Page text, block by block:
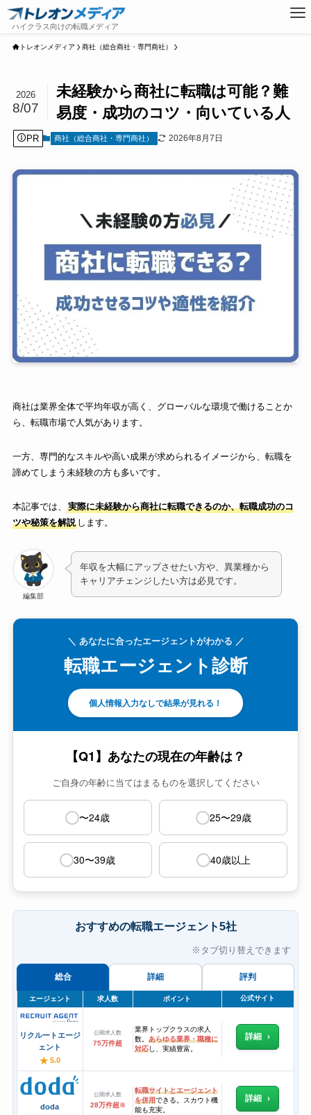
トレオンメディア 商社（総合商社・専門商社）
未経験から商社に転職は可能？難
易度・成功のコツ・向いている人
2026
8/07
PR 商社（総合商社・専門商社） 2026年8月7日
商社は業界全体で平均年収が高く、グローバルな環境で働けることか
ら、転職市場で人気があります。
一方、専門的なスキルや高い成果が求められるイメージから、転職を
諦めてしまう未経験の方も多いです。
本記事では、
実際に未経験から商社に転職できるのか、転職成功のコ
ツや秘策を解説します。
編集部
年収を大幅にアップさせたい方や、異業種から
キャリアチェンジしたい方は必見です。
＼ あなたに合ったエージェントがわかる ／
転職エージェント診断
個人情報入力なしで結果が見れる！
【Q1】あなたの現在の年齢は？
ご自身の年齢に当てはまるものを選択してください
〜24歳 25〜29歳
30〜39歳 40歳以上
おすすめの転職エージェント5社
※タブ切り替えできます
総合 詳細 評判
エージェント 求人数 ポイント 公式サイト
リクルートエージ
ェント
★5.0
公開求人数
75万件超
業界トップクラスの求人
数。あらゆる業界・職種に
対応し、実績豊富。
詳細
doda
公開求人数
28万件超 ※
転職サイトとエージェント
を併用できる。スカウト機
能も充実。
詳細